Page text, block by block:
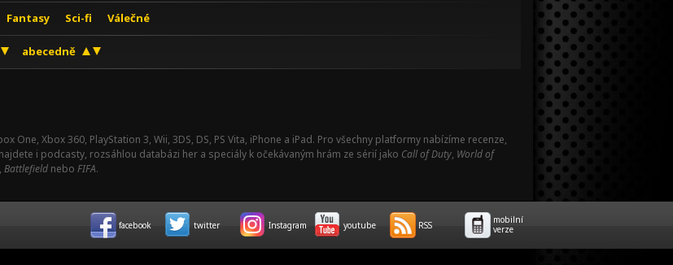
Fantasy Sci-fi Válečné
abecedně
One, Xbox 360, PlayStation 3, Wii, 3DS, DS, PS Vita, iPhone a iPad. Pro všechny platformy nabízíme recenze,
i podcasty, rozsáhlou databázi her a speciály k očekávaným hrám ze sérií jako Call of Duty, World of
, Battlefield nebo FIFA.
facebook twitter Instagram youtube RSS
mobilní
verze